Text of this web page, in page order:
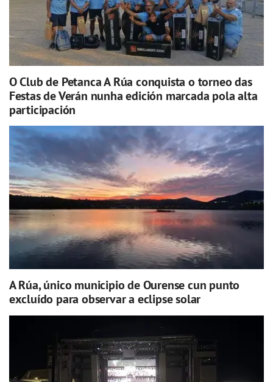
O Club de Petanca A Rúa conquista o torneo das
Festas de Verán nunha edición marcada pola alta
participación
A Rúa, único municipio de Ourense cun punto
excluído para observar a eclipse solar